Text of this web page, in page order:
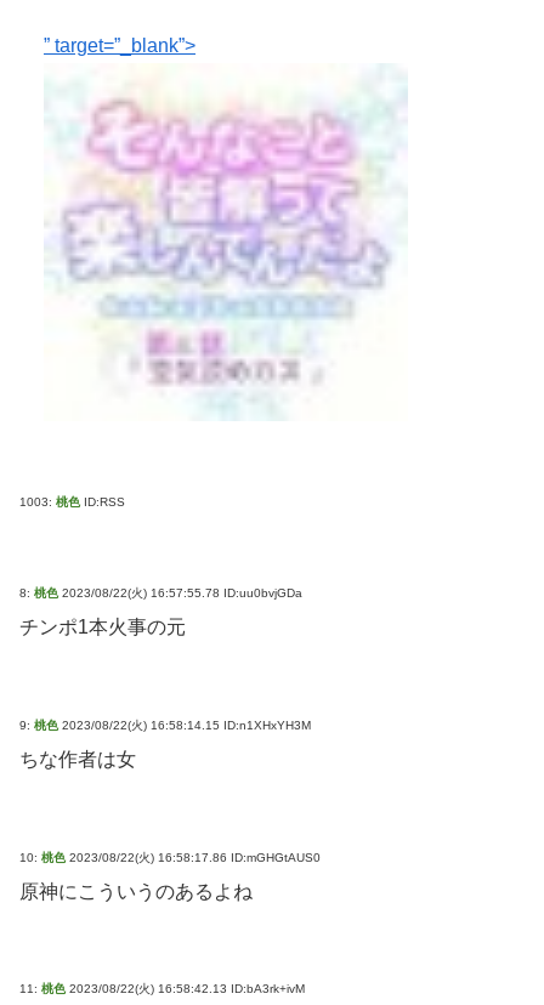
” target=”_blank”>
1003: 桃色 ID:RSS
8: 桃色 2023/08/22(火) 16:57:55.78 ID:uu0bvjGDa
チンポ1本火事の元
9: 桃色 2023/08/22(火) 16:58:14.15 ID:n1XHxYH3M
ちな作者は女
10: 桃色 2023/08/22(火) 16:58:17.86 ID:mGHGtAUS0
原神にこういうのあるよね
11: 桃色 2023/08/22(火) 16:58:42.13 ID:bA3rk+ivM